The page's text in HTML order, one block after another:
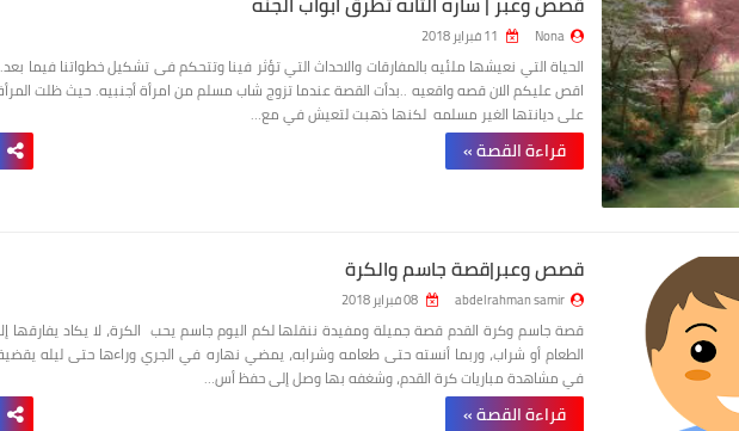
Nona
الحياة التي نعيشها ملئيه بالمفارقات والاحداث التي تؤثر فينا وتتحكم فى تشكيل خطواتنا فيما
اقص عليكم الان قصه واقعيه ..بدأت القصة عندما تزوج شاب مسلم من امرأة أجنبيه. حيث ظلت
على ديانتها الغير مسلمه لكنها ذهبت لتعيش في مع…
قراءة القصة »
قصص وعبر|قصة جاسم والكرة
abdelrahman samir
قصة جاسم وكرة القدم قصة جميلة ومفيدة ننقلها لكم اليوم جاسم يحب الكرة، لا يكاد يفارقها
الطعام أو شراب، وربما أنسته حتى طعامه وشرابه، يمضي نهاره في الجري وراءها حتى ليله
في مشاهدة مباريات كرة القدم، وشغفه بها وصل إلى حفظ أس…
قراءة القصة »